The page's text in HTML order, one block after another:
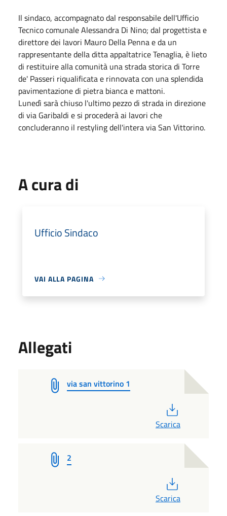
Il sindaco, accompagnato dal responsabile dell'Ufficio
Tecnico comunale Alessandra Di Nino; dal progettista e
direttore dei lavori Mauro Della Penna e da un
rappresentante della ditta appaltatrice Tenaglia, è lieto
di restituire alla comunità una strada storica di Torre
de' Passeri riqualificata e rinnovata con una splendida
pavimentazione di pietra bianca e mattoni.
Lunedì sarà chiuso l'ultimo pezzo di strada in direzione
di via Garibaldi e si procederà ai lavori che
concluderanno il restyling dell'intera via San Vittorino.
A cura di
Ufficio Sindaco
VAI ALLA PAGINA
Allegati
via san vittorino 1
Scarica
2
Scarica